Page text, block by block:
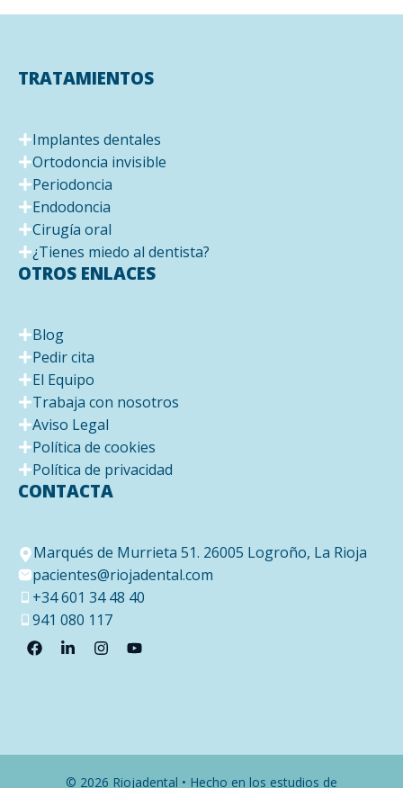
TRATAMIENTOS
Implantes dentales
Ortodoncia invisible
Periodoncia
Endodoncia
Cirugía oral
¿Tienes miedo al dentista?
OTROS ENLACES
Blog
Pedir cita
El Equipo
Trabaja con nosotros
Aviso Legal
Política de cookies
Política de privacidad
CONTACTA
Marqués de Murrieta 51. 26005 Logroño, La Rioja
pacientes@riojadental.com
+34 601 34 48 40
941 080 117
© 2026 Riojadental • Hecho en los estudios de